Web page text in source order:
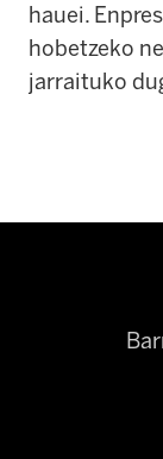
hauei.
hobetzeko
jarraituko